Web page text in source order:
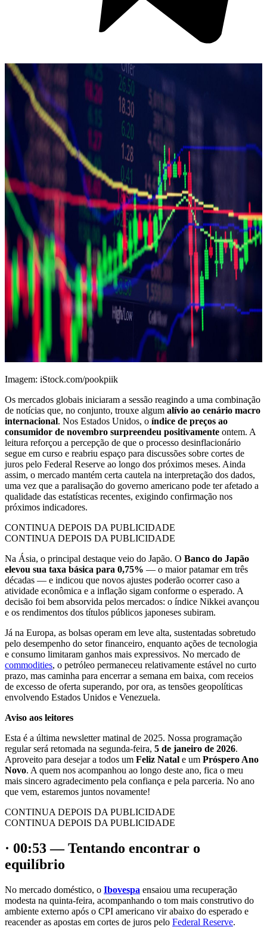
Imagem: iStock.com/pookpiik
Os mercados globais iniciaram a sessão reagindo a uma combinação
de notícias que, no conjunto, trouxe algum alívio ao cenário macro
internacional. Nos Estados Unidos, o índice de preços ao
consumidor de novembro surpreendeu positivamente ontem. A
leitura reforçou a percepção de que o processo desinflacionário
segue em curso e reabriu espaço para discussões sobre cortes de
juros pelo Federal Reserve ao longo dos próximos meses. Ainda
assim, o mercado mantém certa cautela na interpretação dos dados,
uma vez que a paralisação do governo americano pode ter afetado a
qualidade das estatísticas recentes, exigindo confirmação nos
próximos indicadores.
CONTINUA DEPOIS DA PUBLICIDADE
CONTINUA DEPOIS DA PUBLICIDADE
Na Ásia, o principal destaque veio do Japão. O Banco do Japão
elevou sua taxa básica para 0,75% — o maior patamar em três
décadas — e indicou que novos ajustes poderão ocorrer caso a
atividade econômica e a inflação sigam conforme o esperado. A
decisão foi bem absorvida pelos mercados: o índice Nikkei avançou
e os rendimentos dos títulos públicos japoneses subiram.
Já na Europa, as bolsas operam em leve alta, sustentadas sobretudo
pelo desempenho do setor financeiro, enquanto ações de tecnologia
e consumo limitaram ganhos mais expressivos. No mercado de
commodities, o petróleo permaneceu relativamente estável no curto
prazo, mas caminha para encerrar a semana em baixa, com receios
de excesso de oferta superando, por ora, as tensões geopolíticas
envolvendo Estados Unidos e Venezuela.
Aviso aos leitores
Esta é a última newsletter matinal de 2025. Nossa programação
regular será retomada na segunda-feira, 5 de janeiro de 2026.
Aproveito para desejar a todos um Feliz Natal e um Próspero Ano
Novo. A quem nos acompanhou ao longo deste ano, fica o meu
mais sincero agradecimento pela confiança e pela parceria. No ano
que vem, estaremos juntos novamente!
CONTINUA DEPOIS DA PUBLICIDADE
CONTINUA DEPOIS DA PUBLICIDADE
· 00:53 — Tentando encontrar o
equilíbrio
No mercado doméstico, o Ibovespa ensaiou uma recuperação
modesta na quinta-feira, acompanhando o tom mais construtivo do
ambiente externo após o CPI americano vir abaixo do esperado e
reacender as apostas em cortes de juros pelo Federal Reserve.